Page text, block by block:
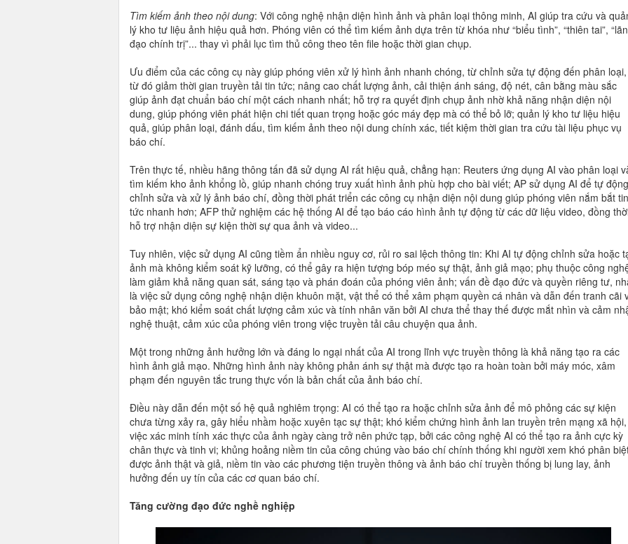
Tìm kiếm ảnh theo nội dung: Với công nghệ nhận diện hình ảnh và phân loại thông minh, AI giúp tra cứu và
lý kho tư liệu ảnh hiệu quả hơn. Phóng viên có thể tìm kiếm ảnh dựa trên từ khóa như “biểu tình”, “thiên tai”,
đạo chính trị”... thay vì phải lục tìm thủ công theo tên file hoặc thời gian chụp.
Ưu điểm của các công cụ này giúp phóng viên xử lý hình ảnh nhanh chóng, từ chỉnh sửa tự động đến phân loại,
từ đó giảm thời gian truyền tải tin tức; nâng cao chất lượng ảnh, cải thiện ánh sáng, độ nét, cân bằng màu sắc
giúp ảnh đạt chuẩn báo chí một cách nhanh nhất; hỗ trợ ra quyết định chụp ảnh nhờ khả năng nhận diện nội
dung, giúp phóng viên phát hiện chi tiết quan trọng hoặc góc máy đẹp mà có thể bỏ lỡ; quản lý kho tư liệu hiệu
quả, giúp phân loại, đánh dấu, tìm kiếm ảnh theo nội dung chính xác, tiết kiệm thời gian tra cứu tài liệu phục vụ
báo chí.
Trên thực tế, nhiều hãng thông tấn đã sử dụng AI rất hiệu quả, chẳng hạn: Reuters ứng dụng AI vào phân loại
tìm kiếm kho ảnh khổng lồ, giúp nhanh chóng truy xuất hình ảnh phù hợp cho bài viết; AP sử dụng AI để tự động
chỉnh sửa và xử lý ảnh báo chí, đồng thời phát triển các công cụ nhận diện nội dung giúp phóng viên nắm bắt tin
tức nhanh hơn; AFP thử nghiệm các hệ thống AI để tạo báo cáo hình ảnh tự động từ các dữ liệu video, đồng
hỗ trợ nhận diện sự kiện thời sự qua ảnh và video...
Tuy nhiên, việc sử dụng AI cũng tiềm ẩn nhiều nguy cơ, rủi ro sai lệch thông tin: Khi AI tự động chỉnh sửa hoặc
ảnh mà không kiểm soát kỹ lưỡng, có thể gây ra hiện tượng bóp méo sự thật, ảnh giả mạo; phụ thuộc công
làm giảm khả năng quan sát, sáng tạo và phán đoán của phóng viên ảnh; vấn đề đạo đức và quyền riêng tư,
là việc sử dụng công nghệ nhận diện khuôn mặt, vật thể có thể xâm phạm quyền cá nhân và dẫn đến tranh cãi
bảo mật; khó kiểm soát chất lượng cảm xúc và tính nhân văn bởi AI chưa thể thay thế được mắt nhìn và cảm
nghệ thuật, cảm xúc của phóng viên trong việc truyền tải câu chuyện qua ảnh.
Một trong những ảnh hưởng lớn và đáng lo ngại nhất của AI trong lĩnh vực truyền thông là khả năng tạo ra các
hình ảnh giả mạo. Những hình ảnh này không phản ánh sự thật mà được tạo ra hoàn toàn bởi máy móc, xâm
phạm đến nguyên tắc trung thực vốn là bản chất của ảnh báo chí.
Điều này dẫn đến một số hệ quả nghiêm trọng: AI có thể tạo ra hoặc chỉnh sửa ảnh để mô phỏng các sự kiện
chưa từng xảy ra, gây hiểu nhầm hoặc xuyên tạc sự thật; khó kiểm chứng hình ảnh lan truyền trên mạng xã hội,
việc xác minh tính xác thực của ảnh ngày càng trở nên phức tạp, bởi các công nghệ AI có thể tạo ra ảnh cực kỳ
chân thực và tinh vi; khủng hoảng niềm tin của công chúng vào báo chí chính thống khi người xem khó phân
được ảnh thật và giả, niềm tin vào các phương tiện truyền thông và ảnh báo chí truyền thống bị lung lay, ảnh
hưởng đến uy tín của các cơ quan báo chí.
Tăng cường đạo đức nghề nghiệp